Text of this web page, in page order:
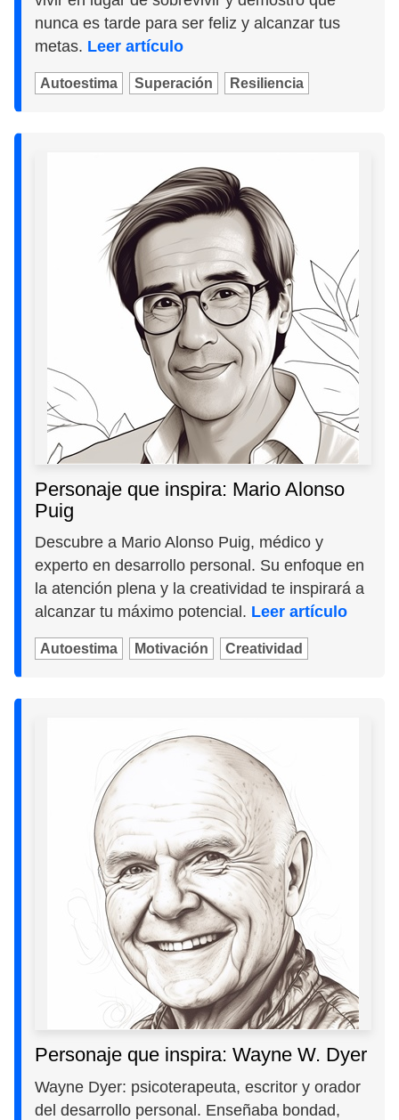
nunca es tarde para ser feliz y alcanzar tus
metas. Leer artículo
Autoestima Superación Resiliencia
Personaje que inspira: Mario Alonso
Puig
Descubre a Mario Alonso Puig, médico y
experto en desarrollo personal. Su enfoque en
la atención plena y la creatividad te inspirará a
alcanzar tu máximo potencial. Leer artículo
Autoestima Motivación Creatividad
Personaje que inspira: Wayne W. Dyer
Wayne Dyer: psicoterapeuta, escritor y orador
del desarrollo personal. Enseñaba bondad,